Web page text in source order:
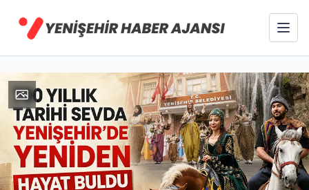
Yenişehir Haber Ajansı — Bursa Yenişehir güncel haberler